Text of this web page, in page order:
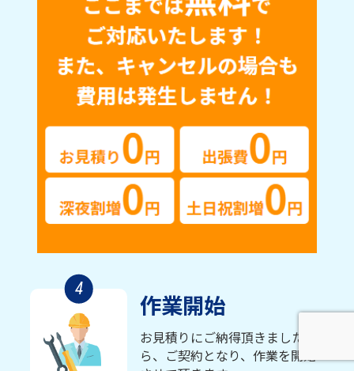
4
作業開始
お見積りにご納得頂きました
ら、ご契約となり、作業を開始